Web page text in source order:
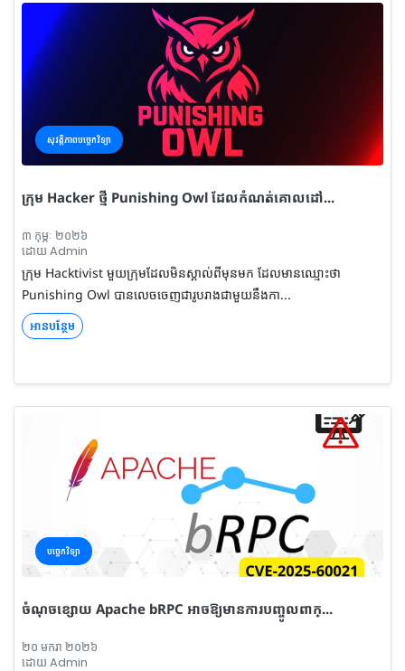
សុវត្តិភាពបច្ចេកវិទ្យា
ក្រុម Hacker ថ្មី Punishing Owl ដែលកំណត់គោលដៅ...
៣ កុម្ភៈ ២០២៦
ដោយ Admin
ក្រុម Hacktivist មួយក្រុមដែលមិនស្គាល់ពីមុនមក ដែលមានឈ្មោះថា
Punishing Owl បានលេចចេញជារូបរាងជាមួយនឹងកា...
អានបន្ថែម
បច្ចេកវិទ្យា
ចំណុចខ្សោយ Apache bRPC អាចឱ្យមានការបញ្ចូលពាក្...
២០ មករា ២០២៦
ដោយ Admin